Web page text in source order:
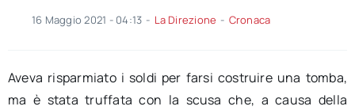
16 Maggio 2021 - 04:13 - La Direzione - Cronaca
Aveva risparmiato i soldi per farsi costruire una tomba,
ma è stata truffata con la scusa che, a causa della